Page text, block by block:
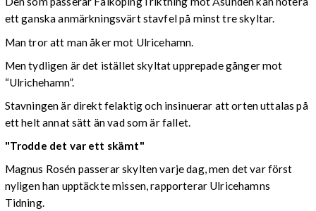
ett ganska anmärkningsvärt stavfel på minst tre skyltar.
Man tror att man åker mot Ulricehamn.
Men tydligen är det istället skyltat upprepade gånger mot
“Ulrichehamn”.
Stavningen är direkt felaktig och insinuerar att orten uttalas på
ett helt annat sätt än vad som är fallet.
"Trodde det var ett skämt"
Magnus Rosén passerar skylten varje dag, men det var först
nyligen han upptäckte missen, rapporterar Ulricehamns
Tidning.